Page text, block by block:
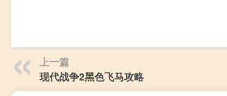
上一篇
现代战争2黑色飞马攻略